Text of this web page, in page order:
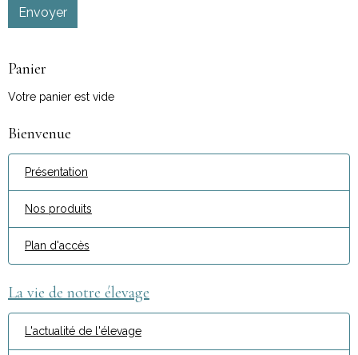
Envoyer
Panier
Votre panier est vide
Bienvenue
Présentation
Nos produits
Plan d'accès
La vie de notre élevage
L'actualité de l'élevage